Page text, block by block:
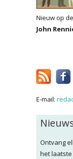
Nieuw op
John
E-mail:
Ontvang
het